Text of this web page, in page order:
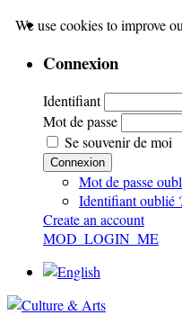
Connexion
Identifiant
Mot de passe
Se souvenir de moi
Connexion
Mot de passe
Identifiant oublié
Create an account
MOD_LOGIN_ME
We use cookies to improve